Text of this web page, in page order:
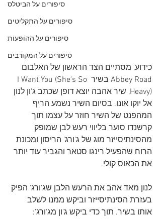
סיפורים על הביטלס
סיפורים על התקליטים
סיפורים על ההופעות
סיפורים על המקורבים
כידוע, מסתיים הצד הראשון של האלבום
Abbey Road בשיר I Want You (She's So
Heavy), שיר אהבה יוצא דופן שכתב ג'ון לנון
אל יוקו אונו. בסיום השיר נשמע הריף
המהפנט של השיר חוזר על עצמו תוך
קרשנדו סוער בליווי רעש לבן שמופק
מהסינתיסייזר מוג של ג'ורג' הריסון ומכונת
הרוח שהפעיל רינגו סטאר והגביר עוד יותר
את הכאוס קולי.
לנון מאד אהב את הרעש הלבן שג'ורג' הפיק
בעזרת הסינתיסייזר וביקש ממנו לשלב
אותו בשיר. תוך כדי ביקש ג'ון מג'ורג':